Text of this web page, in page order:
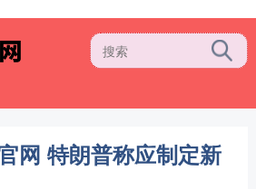
网 特朗普称应制定新